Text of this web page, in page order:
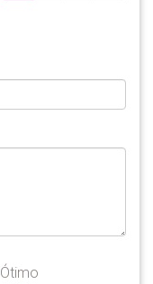
Ótimo